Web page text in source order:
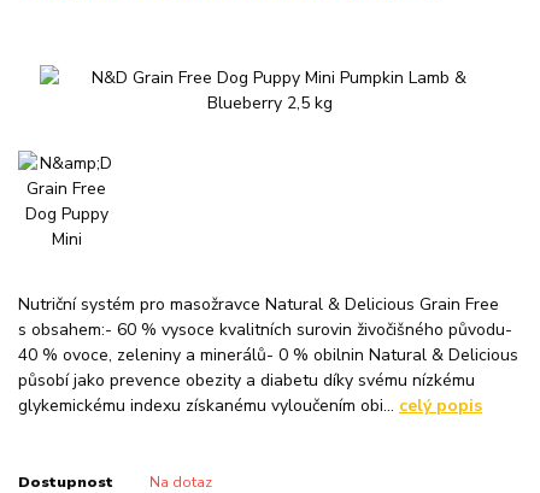
Nutriční systém pro masožravce Natural & Delicious Grain Free
s obsahem:- 60 % vysoce kvalitních surovin živočišného původu-
40 % ovoce, zeleniny a minerálů- 0 % obilnin Natural & Delicious
působí jako prevence obezity a diabetu díky svému nízkému
glykemickému indexu získanému vyloučením obi... celý popis
Dostupnost Na dotaz